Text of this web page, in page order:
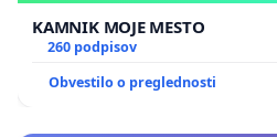
KAMNIK MOJE MESTO
260 podpisov
Obvestilo o preglednosti